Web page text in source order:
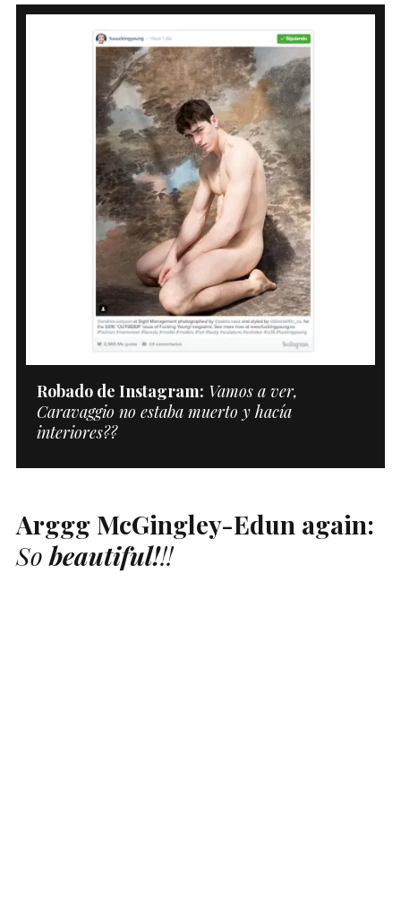
Robado de Instagram: Vamos a ver,
Caravaggio no estaba muerto y hacía
interiores??
Arggg McGingley-Edun again:
Sobeautiful!!!